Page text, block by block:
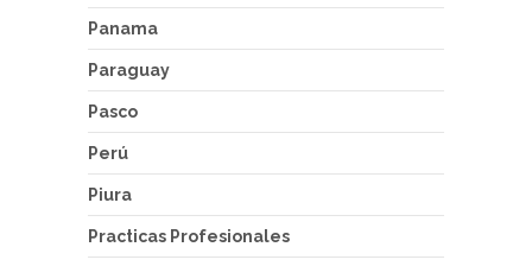
Panama
Paraguay
Pasco
Perú
Piura
Practicas Profesionales